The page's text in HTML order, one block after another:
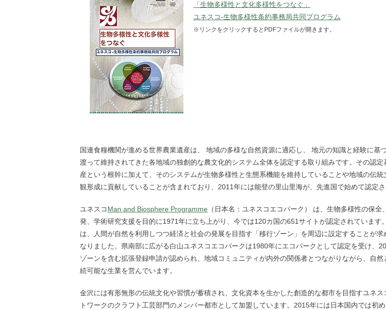
「生物多様性と文化多様性をつなぐ」
ユネスコ-生物多様性条約事務局共同プログラム
※リンクをクリックするとPDFファイルが開きます。
国連食糧機関が進める世界農業遺産は、 地域の多様な自然資源に適応し、 地元の知識と経験に基
渡って維持されてきた各地域の独創的な農文化的システム全体を認定する取り組みです。その認定
産という根幹に加えて、そのシステムが生物多様性と生態系機能を維持していることや地域の伝統
観形成に貢献していることが含まれており、2011年には能登の里山里海が、先進国で始めて認定さ
ユネスコMan and Biosphere Programme （日本名：ユネスコエコパーク） は、生物多様性の保全
発、学術研究支援を目的に1971年に立ち上がり、今では120カ国の651サイトが認定されています
は、人間が自然を利用しつつ経済と社会の発展を目指す「移行ゾーン」を周辺に設定することが求
なりました。県南部に広がる白山ユネスコエコパークは1980年にエコパークとして認定を受け、
ゾーンを含む拡張登録申請が認められ、地域コミュニティが内外の関係者とつながりながら、自然
続可能な生業を営んでいます。
金沢には有形無形の伝統文化や習慣が蓄積され、文化資本を生かした創造的な都市を目指すユネス
トワークのクラフト工芸部門のメンバー都市として加盟しています。2015年には日本国内では初